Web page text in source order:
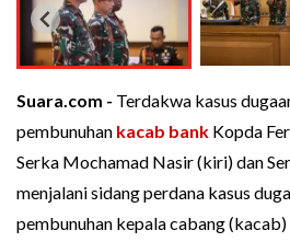
Suara.com - Terdakwa kasus
pembunuhan kacab bank Kopda
Serka Mochamad Nasir (kiri) dan
menjalani sidang perdana kasus
pembunuhan kepala cabang